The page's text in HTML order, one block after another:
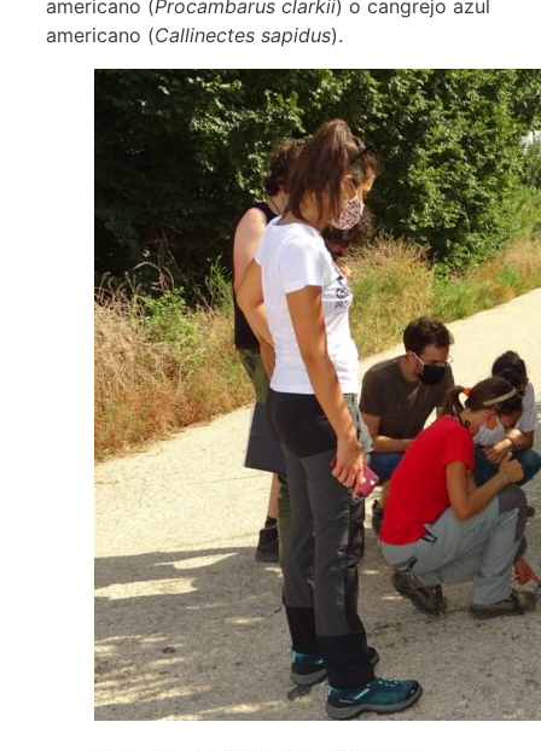
americano (Procambarus clarkii) o cangrejo azul
americano (Callinectes sapidus).